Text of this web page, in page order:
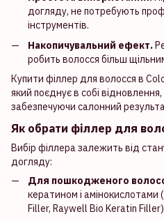
догляду, не потребують
інструментів.
Накопичувальний ефект.
робить волосся більш
Купити філлер для волосся в
який поєднує в собі
забезпечуючи салонний
Як обрати філлер для
Вибір філлера залежить від
догляду:
Для пошкодженого
кератином і
Filler, Raywell Bio Keratin